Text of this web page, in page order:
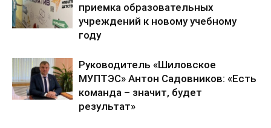
приемка образовательных
учреждений к новому учебному
году
Руководитель «Шиловское
МУПТЭС» Антон Садовников: «Есть
команда – значит, будет
результат»